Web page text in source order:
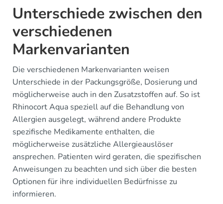
Unterschiede zwischen den
verschiedenen
Markenvarianten
Die verschiedenen Markenvarianten weisen
Unterschiede in der Packungsgröße, Dosierung und
möglicherweise auch in den Zusatzstoffen auf. So ist
Rhinocort Aqua speziell auf die Behandlung von
Allergien ausgelegt, während andere Produkte
spezifische Medikamente enthalten, die
möglicherweise zusätzliche Allergieauslöser
ansprechen. Patienten wird geraten, die spezifischen
Anweisungen zu beachten und sich über die besten
Optionen für ihre individuellen Bedürfnisse zu
informieren.